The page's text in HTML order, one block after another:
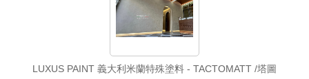
LUXUS PAINT 義大利米蘭特殊塗料 - TACTOMATT /塔圖